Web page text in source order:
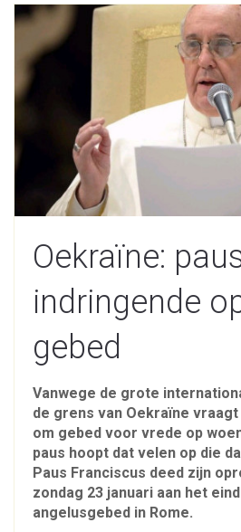
Oekraïne:
indringende
gebed
Vanwege de grote
de grens van Oekraïne
om gebed voor vrede op
paus hoopt dat velen op die
Paus Franciscus deed zijn
zondag 23 januari aan het
angelusgebed in Rome.